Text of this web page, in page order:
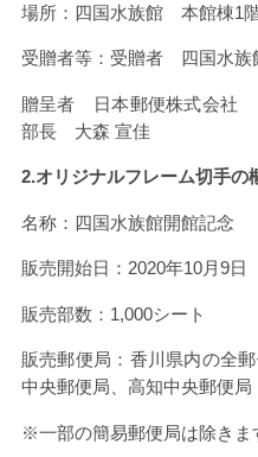
場所：四国水族館 本館棟1
受贈者等：受贈者 四国水
贈呈者 日本郵便株式会社
部長 大森 宣佳
2.オリジナルフレーム切手の
名称：四国水族館開館記念
販売開始日： 2020年10月9日
販売部数： 1,000シート
販売郵便局：香川県内の全
中央郵便局、高知中央郵便局
※一部の簡易郵便局は除きま